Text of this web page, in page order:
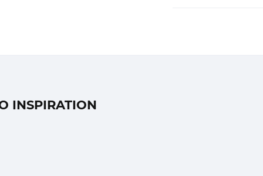
INSPIRATION